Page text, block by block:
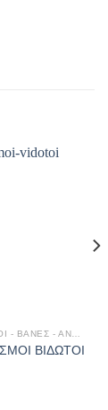
ΤΑΧΥΣΎΝΔΕΣΜΟΙ - ΒΆΝΕΣ - ΑΝΤΕΠΙΣΤΡΟΦΈΣ
ΒΙΔΩΤΟΙ